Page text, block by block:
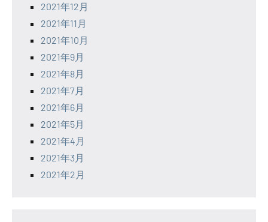
2021年12月
2021年11月
2021年10月
2021年9月
2021年8月
2021年7月
2021年6月
2021年5月
2021年4月
2021年3月
2021年2月